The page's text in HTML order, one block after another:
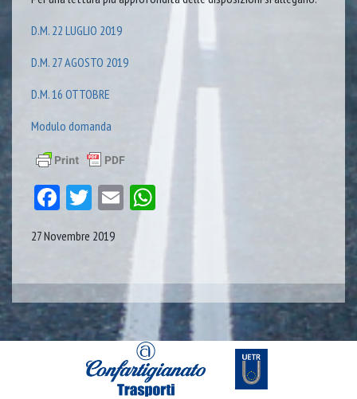
D.M. 22 LUGLIO 2019
D.M. 27 AGOSTO 2019
D.M. 16 OTTOBRE
Modulo domanda
Facebook
Twitter
Email
27 Novembre 2019